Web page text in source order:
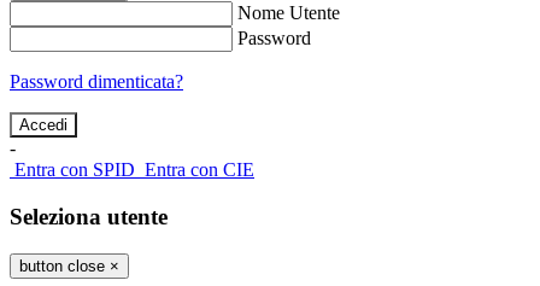
Nome Utente
Password
Password dimenticata?
-
Entra con SPID Entra con CIE
Seleziona utente
button close ×